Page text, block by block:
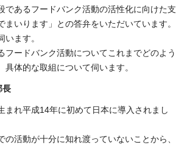
であるフードバンク活動の活性化に向けた支
まいります」との答弁をいただいています。
います。
フードバンク活動についてこれまでどのよう
具体的な取組について伺います。
まれ平成14年に初めて日本に導入されまし
の活動が十分に知れ渡っていないことから、